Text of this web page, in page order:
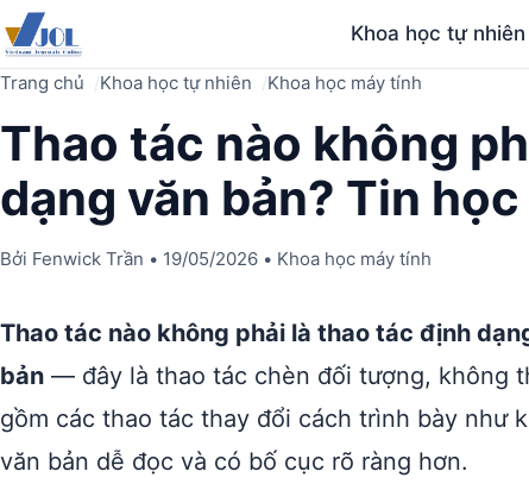
Khoa học tự nhiên
Trang chủ Khoa học tự nhiên Khoa học máy tính
Thao tác nào không
dạng văn bản? Tin
Bởi Fenwick Trần • 19/05/2026 • Khoa học máy tính
Thao tác nào không phải là thao tác định
bản — đây là thao tác chèn đối tượng, không
gồm các thao tác thay đổi cách trình bày như
văn bản dễ đọc và có bố cục rõ ràng hơn.